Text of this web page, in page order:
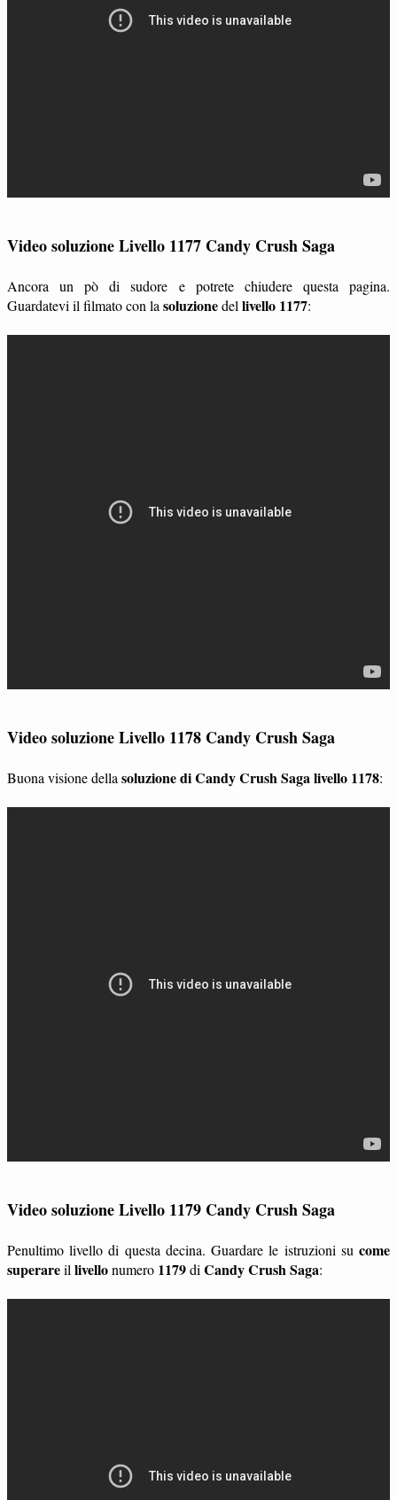
Video soluzione Livello 1177 Candy Crush Saga
Ancora un pò di sudore e potrete chiudere questa pagina.
Guardatevi il filmato con la soluzionedel livello 1177:
Video soluzione Livello 1178 Candy Crush Saga
Buona visione della soluzione di Candy Crush Saga livello 1178:
Video soluzione Livello 1179 Candy Crush Saga
Penultimo livello di questa decina. Guardare le istruzioni su come
superareil livellonumero 1179di Candy Crush Saga: